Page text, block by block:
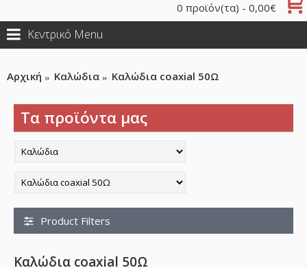
0 προϊόν(τα) - 0,00€
Κεντρικό Menu
Αρχική Καλώδια Καλώδια coaxial 50Ω
Τα προϊόντα μας
Product Filters
Καλώδια coaxial 50Ω